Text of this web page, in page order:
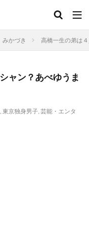
みかづき 高橋一生の弟は
ャン？あべゆうま
, 東京独身男子, 芸能・エンタ